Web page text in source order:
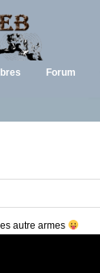
Forum
autre armes